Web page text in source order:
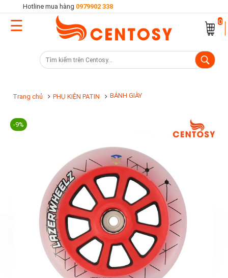
Trang
Hotline mua hàng 0979902 338
0
☰
Trang chủ PHỤ KIỆN PATIN BÁNH GIÀY
-9%